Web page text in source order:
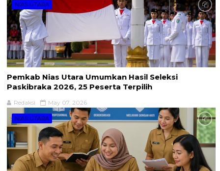
NIAS UTARA
Pemkab Nias Utara Umumkan Hasil Seleksi
Paskibraka 2026, 25 Peserta Terpilih
Redaksi May 07, 2026
NIAS UTARA